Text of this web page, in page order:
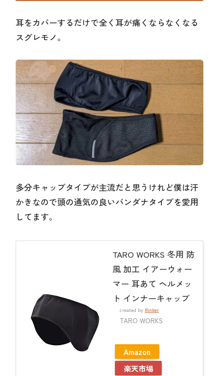
耳をカバーするだけで全く耳が痛くならなくなる
スグレモノ。
多分キャップタイプが主流だと思うけれど僕は汗
かきなので頭の通気の良いバンダナタイプを愛用
してます。
TARO WORKS 冬用 防
風 加工 イアーウォー
マー 耳あて ヘルメッ
ト インナーキャップ
created by Rinker
TARO WORKS
Amazon
楽天市場